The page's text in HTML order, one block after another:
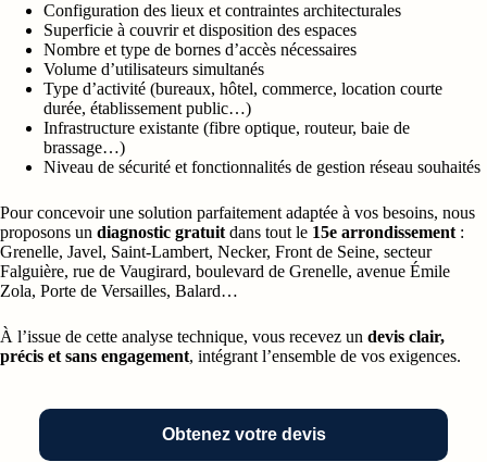
Configuration des lieux et contraintes architecturales
Superficie à couvrir et disposition des espaces
Nombre et type de bornes d’accès nécessaires
Volume d’utilisateurs simultanés
Type d’activité (bureaux, hôtel, commerce, location courte
durée, établissement public…)
Infrastructure existante (fibre optique, routeur, baie de
brassage…)
Niveau de sécurité et fonctionnalités de gestion réseau souhaités
Pour concevoir une solution parfaitement adaptée à vos besoins, nous
proposons un diagnostic gratuitdans tout le 15e arrondissement:
Grenelle, Javel, Saint-Lambert, Necker, Front de Seine, secteur
Falguière, rue de Vaugirard, boulevard de Grenelle, avenue Émile
Zola, Porte de Versailles, Balard…
À l’issue de cette analyse technique, vous recevez un devis clair,
précis et sans engagement, intégrant l’ensemble de vos exigences.
Obtenez votre devis